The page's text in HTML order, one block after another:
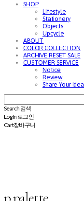
SHOP
Lifestyle
Stationery
Objects
Upcycle
ABOUT
COLOR COLLECTION
ARCHIVE RESET SALE
CUSTOMER SERVICE
Notice
Review
Share Your Idea
Search 검색
Log In 로그인
Cart장바구니